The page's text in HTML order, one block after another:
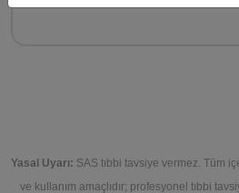
Yasal Uyarı: SAS tıbbi tavsiye vermez. Tüm
ve kullanım amaçlıdır; profesyonel tıbbi